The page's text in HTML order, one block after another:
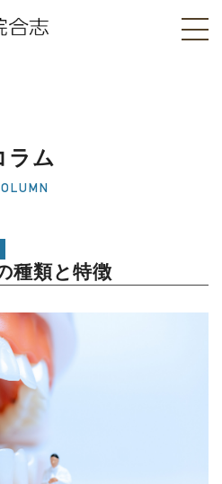
志
ラム
種類と特徴